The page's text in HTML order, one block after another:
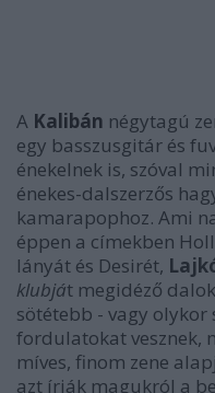
A Kalibán négytagú
egy basszusgitár és
énekelnek is, szóval
énekes-dalszerzős
kamarapophoz. Ami
éppen a címekben
lányát és Desirét,
klubját megidéző
sötétebb - vagy olykor
fordulatokat vesznek,
míves, finom zene
azt írják magukról a